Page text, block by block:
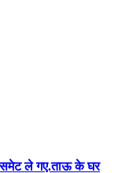
समेट ले गए.ताऊ के घर